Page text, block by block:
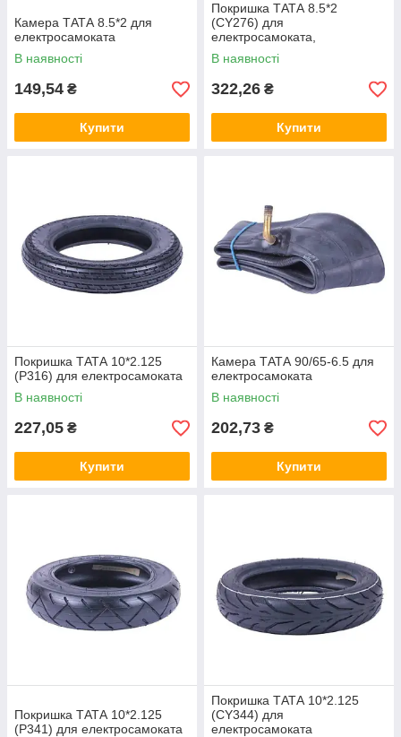
Камера ТАТА 8.5*2 для
електросамоката
В наявності
149,54 ₴
Купити
Покришка ТАТА 8.5*2
(CY276) для
електросамоката,
безкамерка
В наявності
322,26 ₴
Купити
Покришка ТАТА 10*2.125
(P316) для електросамоката
В наявності
227,05 ₴
Купити
Камера ТАТА 90/65-6.5 для
електросамоката
В наявності
202,73 ₴
Купити
Покришка ТАТА 10*2.125
(P341) для електросамоката
Покришка ТАТА 10*2.125
(CY344) для
електросамоката